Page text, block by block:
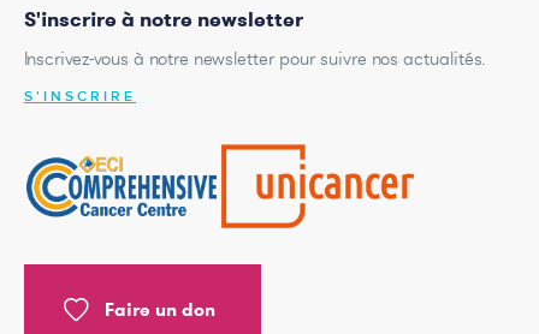
S'inscrire à notre newsletter
Inscrivez-vous à notre newsletter pour suivre nos actualités.
S'INSCRIRE
Faire un don